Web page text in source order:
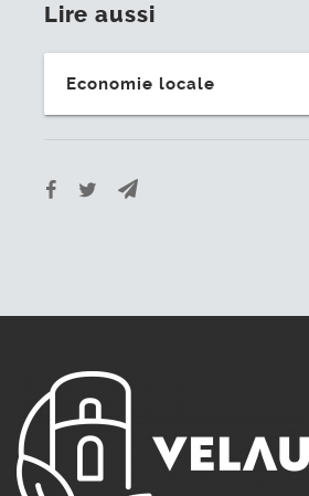
Lire aussi
Economie locale
Partager sur Facebook
Partager sur Twitter